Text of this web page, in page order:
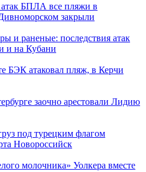
атак БПЛА все пляжи в
закрыли
и раненые: последствия атак
и на Кубани
БЭК атаковал пляж, в Керчи
заочно арестовали Лидию
под турецким флагом
Новороссийск
молочника» Уолкера вместе